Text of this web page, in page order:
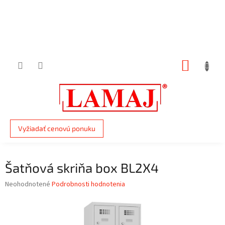
Vyžiadať cenovú ponuku
Šatňová skriňa box BL2X4
Priemerné
Neohodnotené Podrobnosti hodnotenia